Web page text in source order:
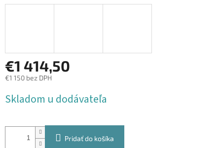
€1 414,50
€1 150 bez DPH
cena:
Skladom u dodávateľa
Pridať do košíka